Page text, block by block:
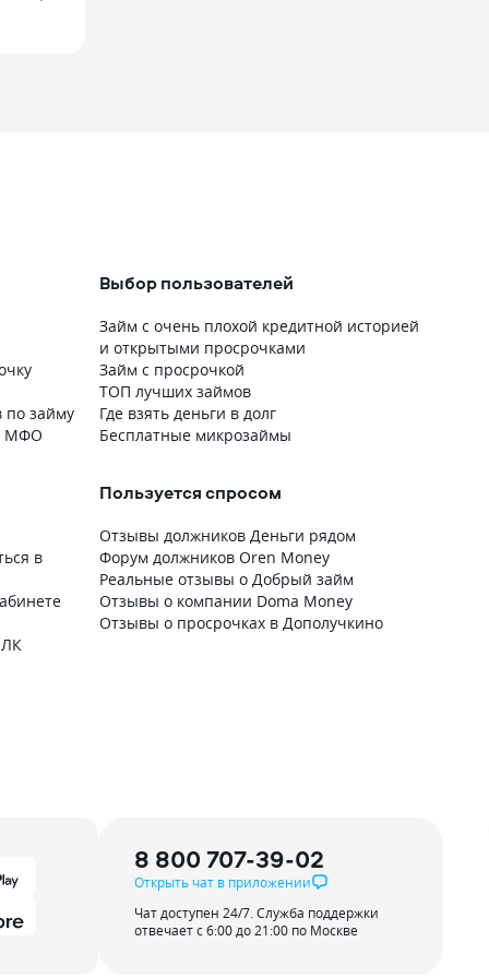
по займу
МФО
Выбор пользователей
Займ с очень плохой кредитной историей
и открытыми просрочками
Займ с просрочкой
ТОП лучших займов
Где взять деньги в долг
Бесплатные микрозаймы
в
Пользуется спросом
Отзывы должников Деньги рядом
Форум должников Oren Money
Реальные отзывы о Добрый займ
Отзывы о компании Doma Money
Отзывы о просрочках в Дополучкино
8 800 707-39-02
Открыть чат в приложении
Чат доступен 24/7. Служба поддержки
отвечает с 6:00 до 21:00 по Москве